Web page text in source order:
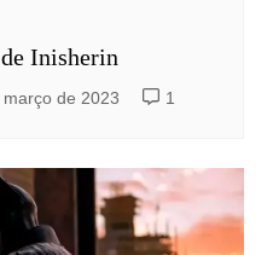
Inisherin
de 2023 1